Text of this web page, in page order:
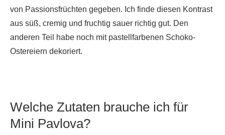
von Passionsfrüchten gegeben. Ich finde diesen Kontrast
aus süß, cremig und fruchtig sauer richtig gut. Den
anderen Teil habe noch mit pastellfarbenen Schoko-
Ostereiern dekoriert.
Welche Zutaten brauche ich für
Mini Pavlova?